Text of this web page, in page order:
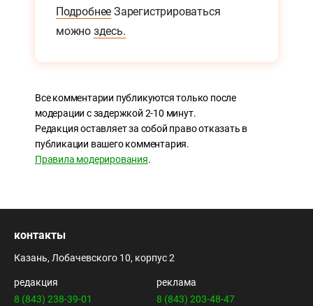
Подробнее Зарегистрироваться
можно здесь.
Все комментарии публикуются только после
модерации с задержкой 2-10 минут.
Редакция оставляет за собой право отказать в
публикации вашего комментария.
Правила модерирования.
контакты
Казань, Лобачевского 10, корпус 2
редакция
8 (843) 238-39-01
реклама
8 (843) 203-48-47